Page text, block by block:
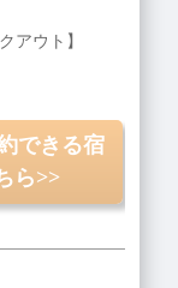
ウト】
できる宿
ら>>